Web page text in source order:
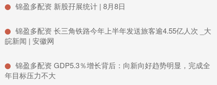
​锦盈多配资 新股孖展统计 | 8月8日
​锦盈多配资 长三角铁路今年上半年发送旅客逾4.55亿人次 _大
皖新闻 | 安徽网
​锦盈多配资 GDP5.3％增长背后：向新向好趋势明显，完成全
年目标压力不大